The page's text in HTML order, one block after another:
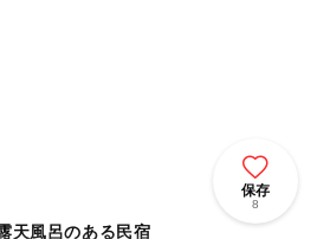
保存
8
天風呂のある民宿